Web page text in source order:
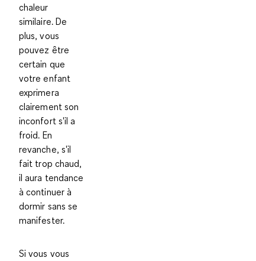
chaleur
similaire. De
plus, vous
pouvez être
certain que
votre enfant
exprimera
clairement son
inconfort s'il a
froid. En
revanche, s'il
fait trop chaud,
il aura tendance
à continuer à
dormir sans se
manifester.
Si vous vous